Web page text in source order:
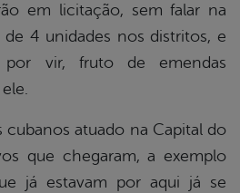
em licitação, sem falar na
4 unidades nos distritos, e
por vir, fruto de emendas
cubanos atuado na Capital do
que chegaram, a exemplo
já estavam por aqui já se